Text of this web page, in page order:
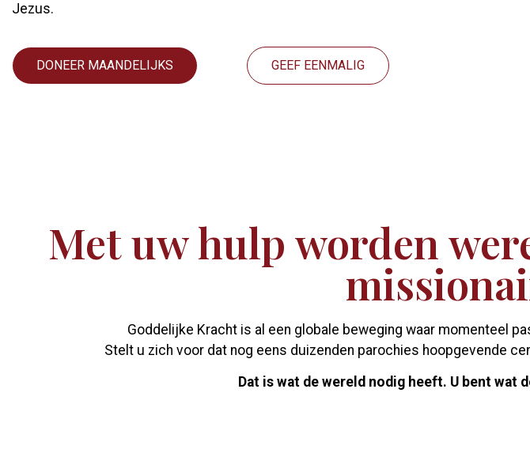
Jezus.
DONEER MAANDELIJKS GEEF EENMALIG
Met uw hulp worden
Goddelijke Kracht is al een globale beweging waar momenteel
Stelt u zich voor dat nog eens duizenden parochies hoopgevende
Dat is wat de wereld nodig heeft. U bent wat